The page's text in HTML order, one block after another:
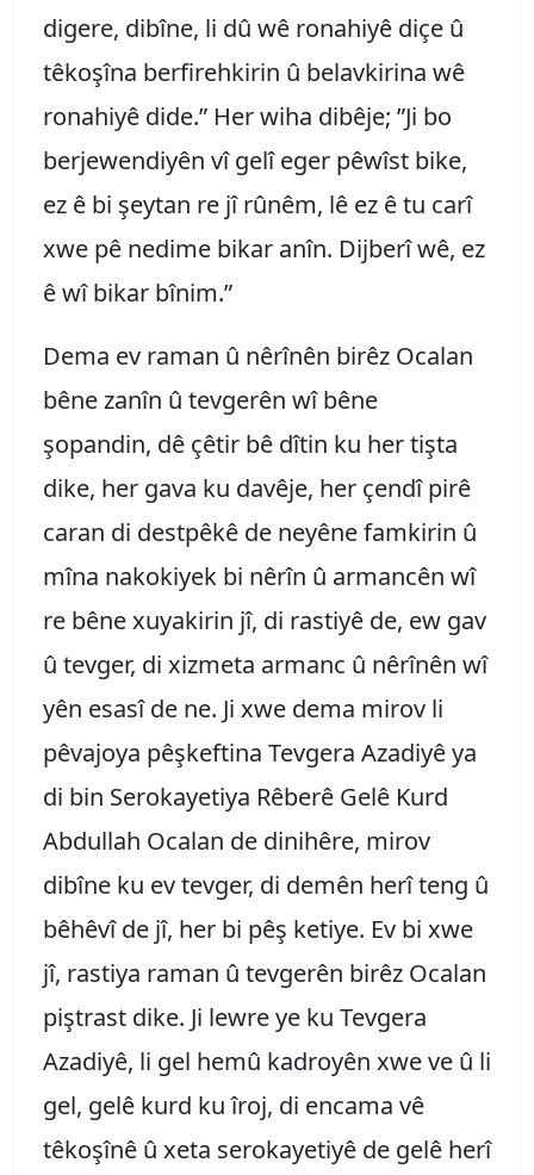
digere, dibîne, li dû wê ronahiyê diçe û
têkoşîna berfirehkirin û belavkirina wê
ronahiyê dide.” Her wiha dibêje; ”Ji bo
berjewendiyên vî gelî eger pêwîst bike,
ez ê bi şeytan re jî rûnêm, lê ez ê tu carî
xwe pê nedime bikar anîn. Dijberî wê, ez
ê wî bikar bînim.”
Dema ev raman û nêrînên birêz Ocalan
bêne zanîn û tevgerên wî bêne
şopandin, dê çêtir bê dîtin ku her tişta
dike, her gava ku davêje, her çendî pirê
caran di destpêkê de neyêne famkirin û
mîna nakokiyek bi nêrîn û armancên wî
re bêne xuyakirin jî, di rastiyê de, ew gav
û tevger, di xizmeta armanc û nêrînên wî
yên esasî de ne. Ji xwe dema mirov li
pêvajoya pêşkeftina Tevgera Azadiyê ya
di bin Serokayetiya Rêberê Gelê Kurd
Abdullah Ocalan de dinihêre, mirov
dibîne ku ev tevger, di demên herî teng û
bêhêvî de jî, her bi pêş ketiye. Ev bi xwe
jî, rastiya raman û tevgerên birêz Ocalan
piştrast dike. Ji lewre ye ku Tevgera
Azadiyê, li gel hemû kadroyên xwe ve û li
gel, gelê kurd ku îroj, di encama vê
têkoşînê û xeta serokayetiyê de gelê herî